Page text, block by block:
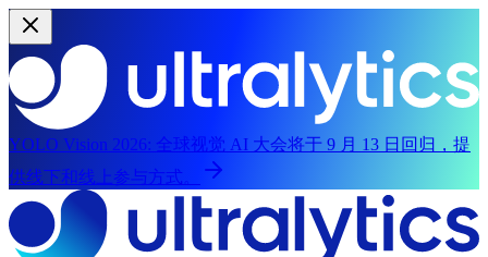
YOLO Vision 2026: 全球视觉 AI 大会将于 9 月 13 日回归，提
供线下和线上参与方式。